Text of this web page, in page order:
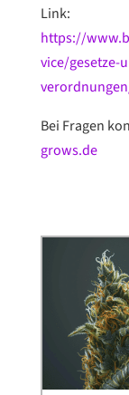
Link:
https://
vice/gesetze-
Bei Fragen
grows.de